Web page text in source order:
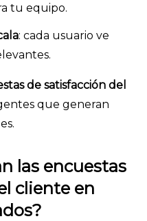
tu equipo.
: cada usuario ve
de satisfacción del
que generan
las encuestas
cliente en